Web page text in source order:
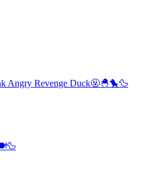
Angry Revenge Duck🤬🐣🐤🦆